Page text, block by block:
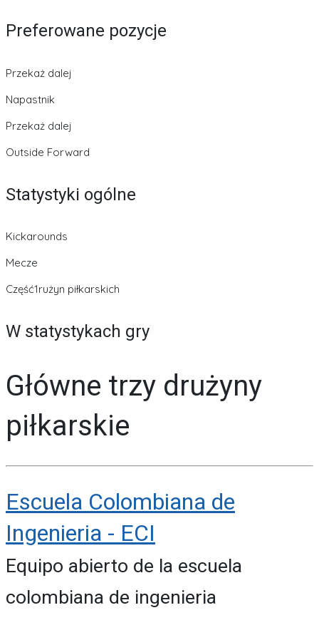
Preferowane pozycje
Przekaż dalej
Napastnik
Przekaż dalej
Outside Forward
Statystyki ogólne
Kickarounds
Mecze
Część1rużyn piłkarskich
W statystykach gry
Główne trzy drużyny
piłkarskie
Escuela Colombiana de
Ingenieria - ECI
Equipo abierto de la escuela
colombiana de ingenieria